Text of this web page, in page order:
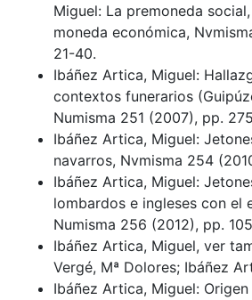
Miguel: La premoneda
moneda económica,
21-40.
Ibáñez Artica, Miguel:
contextos funerarios
Numisma 251 (2007), pp.
Ibáñez Artica, Miguel:
navarros, Nvmisma 254
Ibáñez Artica, Miguel:
lombardos e ingleses con el
Numisma 256 (2012), pp.
Ibáñez Artica, Miguel, ver
Vergé, Mª Dolores; Ibáñez
Ibáñez Artica, Miguel: Origen